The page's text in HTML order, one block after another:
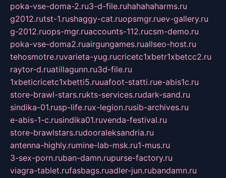
poka-vse-doma-2.ru3-d-file.ruhahahaharms.ru
g2012.rutst-1.rushaggy-cat.ruopsmgr.ruev-gallery.ru
g-2012.ruops-mgr.ruaccounts-112.rucsm-demo.ru
poka-vse-doma2.ruairgungames.ruallseo-host.ru
tehosmotre.ruvarieta-yug.rucricetc1xbetr1xbetcc2.ru
raytor-d.ruatillagunn.ru3d-file.ru
1xbeticricetc1xbetti5.ruuafoot-statti.rue-abis1c.ru
store-brawl-stars.rukts-services.rudark-sand.ru
sindika-01.rusp-life.rux-legion.rusib-archives.ru
e-abis-1-c.rusindika01.ruvenda-festival.ru
store-brawlstars.rudooraleksandria.ru
antenna-highly.rumine-lab-msk.ru1-mus.ru
3-sex-porn.ruban-damn.rupurse-factory.ru
viagra-tablet.rufasbags.ruadler-jun.rubandamn.ru